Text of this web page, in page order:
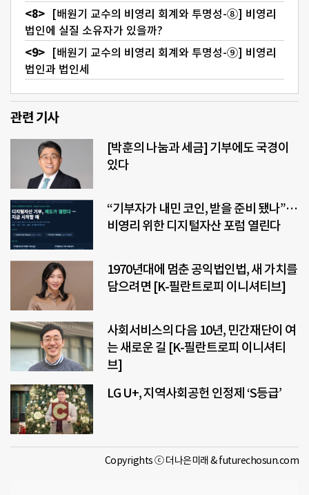
[배원기 교수의 비영리 회계와 투명성-⑧] 비영리
법인에 실질 소유자가 있을까?
[배원기 교수의 비영리 회계와 투명성-⑨] 비영리
법인과 법인세
관련 기사
[박훈의 나눔과 세금] 기부에도 국경이
있다
“기부자가 내민 코인, 받을 준비 됐나”…
비영리 위한 디지털자산 포럼 열린다
1970년대에 멈춘 공익법인법, 새 가치를
담으려면 [K-필란트로피 이니셔티브]
사회서비스의 다음 10년, 민간재단이 여
는 새로운 길 [K-필란트로피 이니셔티
브]
LG U+, 지역사회공헌 인정제 ‘S등급’
Copyrights ⓒ 더나은미래 & futurechosun.com